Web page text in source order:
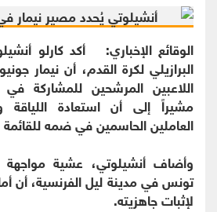
الوقائع الإخباري: أكد كارلو
البرازيلي لكرة القدم، أن نيمار
مشيراً إلى أن استعادة
العاملين الحاسمين في ضمه للقائمة
وأضاف أنشيلوتي، عشية مواجهة
تونس في مدينة ليل الفرنسية، أن
لإثبات جاهزيته.